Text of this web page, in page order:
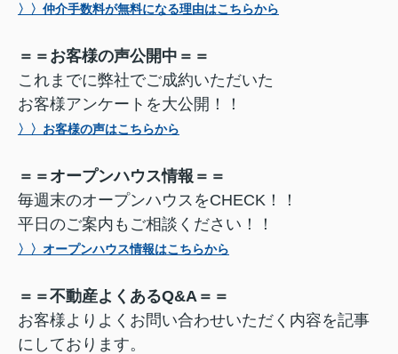
〉〉仲介手数料が無料になる理由はこちらから
＝＝お客様の声公開中＝＝
これまでに弊社でご成約いただいた
お客様アンケートを大公開！！
〉〉お客様の声はこちらから
＝＝オープンハウス情報＝＝
毎週末のオープンハウスをCHECK！！
平日のご案内もご相談ください！！
〉〉オープンハウス情報はこちらから
＝＝不動産よくあるQ&A＝＝
お客様よりよくお問い合わせいただく内容を記事
にしております。